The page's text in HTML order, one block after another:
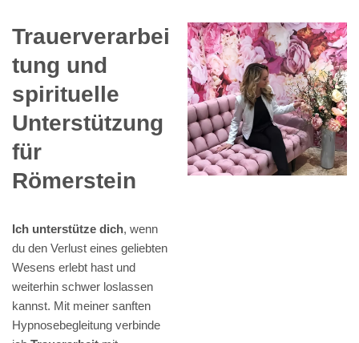
Trauerverarbei
tung und
spirituelle
Unterstützung
für
Römerstein
Ich unterstütze dich, wenn
du den Verlust eines geliebten
Wesens erlebt hast und
weiterhin schwer loslassen
kannst. Mit meiner sanften
Hypnosebegleitung verbinde